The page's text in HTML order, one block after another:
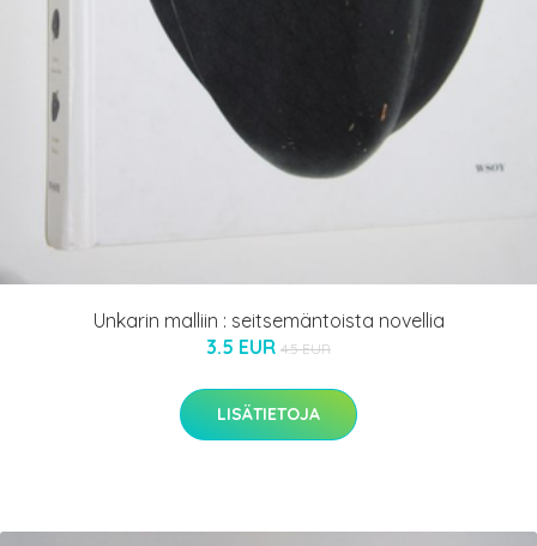
Unkarin malliin : seitsemäntoista novellia
3.5 EUR 4.5 EUR
LISÄTIETOJA